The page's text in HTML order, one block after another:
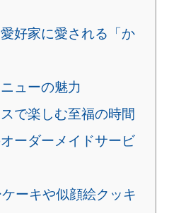
好家に愛される「か
ューの魅力
で楽しむ至福の時間
ーダーメイドサービ
ケーキや似顔絵クッキ